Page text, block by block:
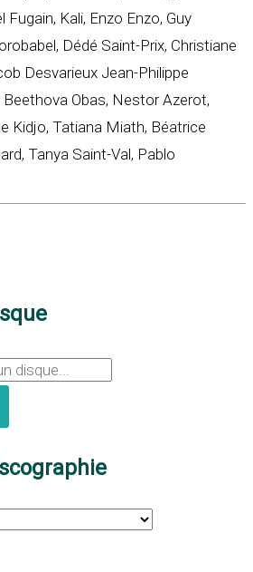
Kali, Enzo Enzo, Guy
Dédé Saint-Prix, Christiane
Desvarieux Jean-Philippe
Beethova Obas, Nestor Azerot,
Kidjo, Tatiana Miath, Béatrice
Tanya Saint-Val, Pablo